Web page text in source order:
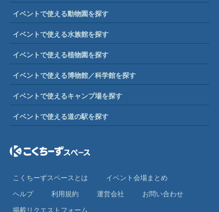
イベントで使える動物園を探す
イベントで使える水族館を探す
イベントで使える植物園を探す
イベントで使える博物館／科学館を探す
イベントで使えるキャンプ場を探す
イベントで使える道の駅を探す
こくちーずスペースとは
イベント会場まとめ
ヘルプ
利⽤規約 運営会社
お問い合わせ
掲載リクエストフォーム